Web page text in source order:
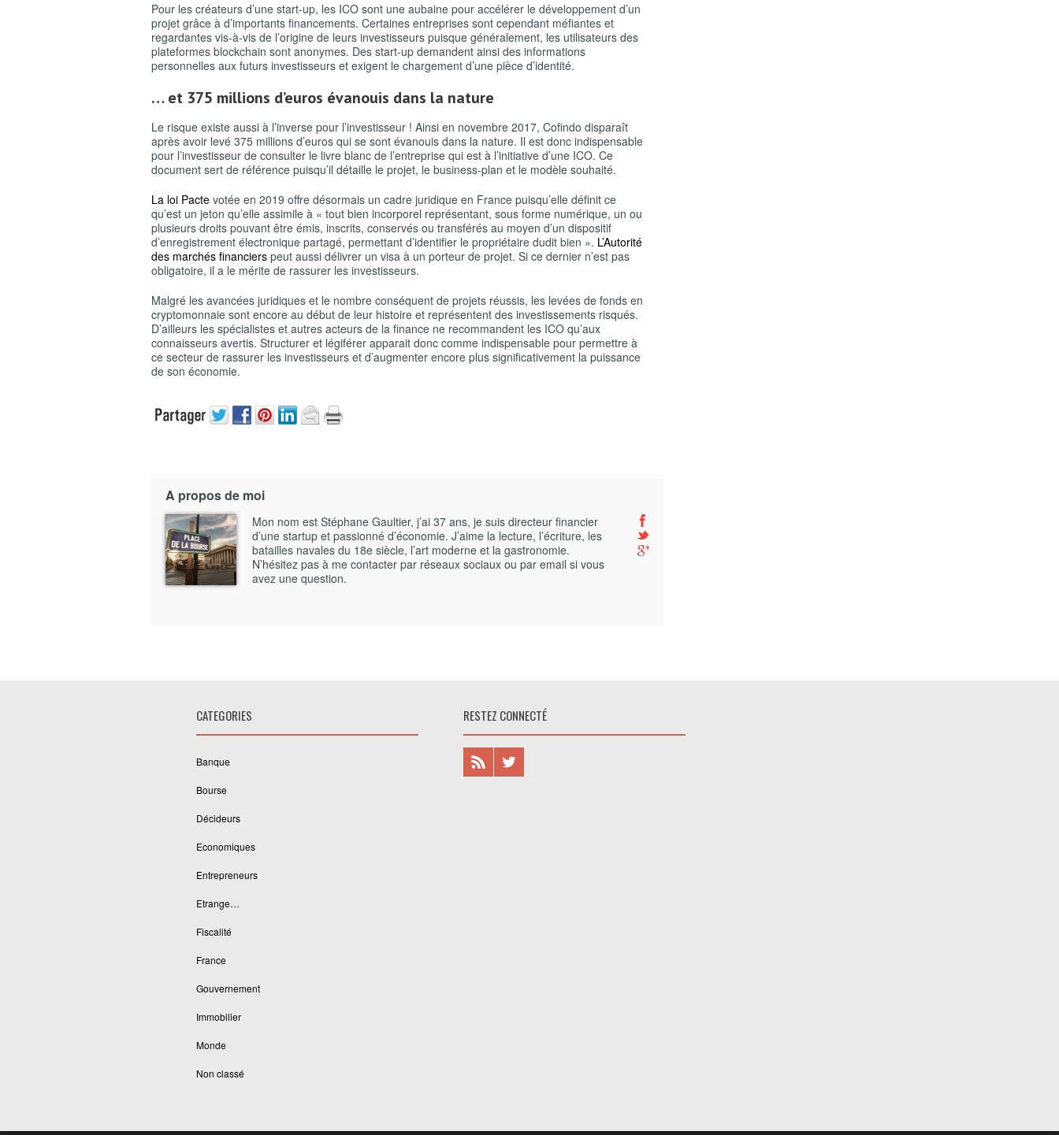
Pour les créateurs d’une start-up, les ICO sont une aubaine pour accélérer le développement d’un
projet grâce à d’importants financements. Certaines entreprises sont cependant méfiantes et
regardantes vis-à-vis de l’origine de leurs investisseurs puisque généralement, les utilisateurs des
plateformes blockchain sont anonymes. Des start-up demandent ainsi des informations
personnelles aux futurs investisseurs et exigent le chargement d’une pièce d’identité.
… et 375 millions d’euros évanouis dans la nature
Le risque existe aussi à l’inverse pour l’investisseur ! Ainsi en novembre 2017, Cofindo disparaît
après avoir levé 375 millions d’euros qui se sont évanouis dans la nature. Il est donc indispensable
pour l’investisseur de consulter le livre blanc de l’entreprise qui est à l’initiative d’une ICO. Ce
document sert de référence puisqu’il détaille le projet, le business-plan et le modèle souhaité.
La loi Pacte votée en 2019 offre désormais un cadre juridique en France puisqu’elle définit ce
qu’est un jeton qu’elle assimile à « tout bien incorporel représentant, sous forme numérique, un ou
plusieurs droits pouvant être émis, inscrits, conservés ou transférés au moyen d’un dispositif
d’enregistrement électronique partagé, permettant d’identifier le propriétaire dudit bien ». L’Autorité
des marchés financiers peut aussi délivrer un visa à un porteur de projet. Si ce dernier n’est pas
obligatoire, il a le mérite de rassurer les investisseurs.
Malgré les avancées juridiques et le nombre conséquent de projets réussis, les levées de fonds en
cryptomonnaie sont encore au début de leur histoire et représentent des investissements risqués.
D’ailleurs les spécialistes et autres acteurs de la finance ne recommandent les ICO qu’aux
connaisseurs avertis. Structurer et légiférer apparait donc comme indispensable pour permettre à
ce secteur de rassurer les investisseurs et d’augmenter encore plus significativement la puissance
de son économie.
A propos de moi
Mon nom est Stéphane Gaultier, j’ai 37 ans, je suis directeur financier
d’une startup et passionné d’économie. J’aime la lecture, l’écriture, les
batailles navales du 18e siècle, l’art moderne et la gastronomie.
N’hésitez pas à me contacter par réseaux sociaux ou par email si vous
avez une question.
CATEGORIES
Banque
Bourse
Décideurs
Economiques
Entrepreneurs
Etrange…
Fiscalité
France
Gouvernement
Immobilier
Monde
Non classé
RESTEZ CONNECTÉ